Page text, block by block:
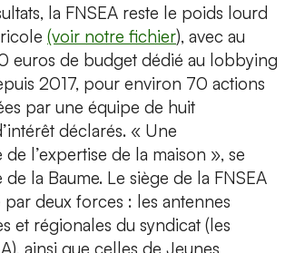
la FNSEA reste le poids lourd
(voir notre fichier), avec au
euros de budget dédié au lobbying
2017, pour environ 70 actions
par une équipe de huit
déclarés. « Une
l’expertise de la maison », se
la Baume. Le siège de la FNSEA
deux forces : les antennes
et régionales du syndicat (les
ainsi que celles de Jeunes